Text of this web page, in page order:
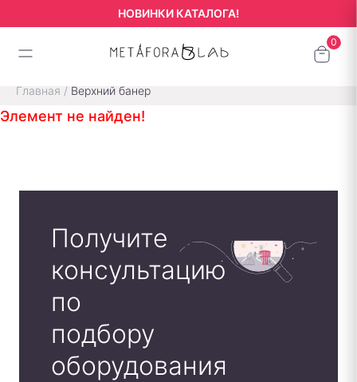
НОВИНКИ КАТАЛОГА!
Главная / Верхний банер
Элемент не найден!
Получите
консультацию
по
подбору
оборудования